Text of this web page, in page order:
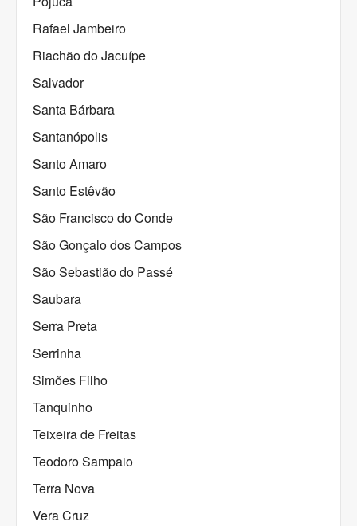
Rafael Jambeiro
Riachão do Jacuípe
Salvador
Santa Bárbara
Santanópolis
Santo Amaro
Santo Estêvão
São Francisco do Conde
São Gonçalo dos Campos
São Sebastião do Passé
Saubara
Serra Preta
Serrinha
Simões Filho
Tanquinho
Teixeira de Freitas
Teodoro Sampaio
Terra Nova
Vera Cruz